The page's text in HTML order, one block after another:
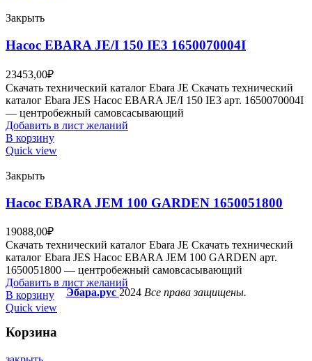
Закрыть
Насос EBARA JE/I 150 IE3 1650070004I
23453,00₽
Скачать технический каталог Ebara JE Скачать технический
каталог Ebara JES Насос EBARA JE/I 150 IE3 арт. 1650070004I
— центробежный самовсасывающий
Добавить в лист желаний
В корзину
Quick view
Закрыть
Насос EBARA JEM 100 GARDEN 1650051800
19088,00₽
Скачать технический каталог Ebara JE Скачать технический
каталог Ebara JES Насос EBARA JEM 100 GARDEN арт.
1650051800 — центробежный самовсасывающий
Добавить в лист желаний
В корзину
Quick view
Эбара.рус 2024Все права защищены.
Корзина